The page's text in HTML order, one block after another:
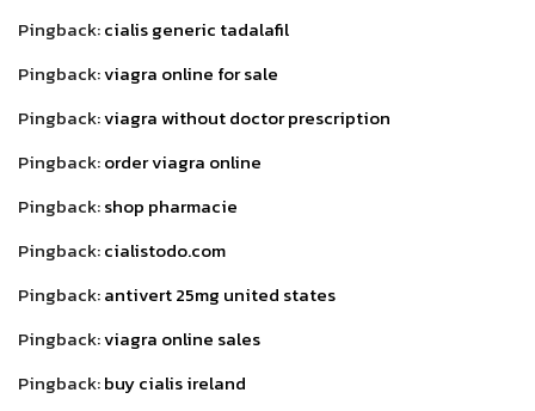
Pingback:cialis generic tadalafil
Pingback:viagra online for sale
Pingback:viagra without doctor prescription
Pingback:order viagra online
Pingback:shop pharmacie
Pingback:cialistodo.com
Pingback:antivert 25mg united states
Pingback:viagra online sales
Pingback:buy cialis ireland